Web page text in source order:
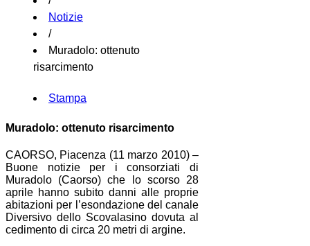
Notizie
/
Muradolo: ottenuto
risarcimento
Stampa
Muradolo: ottenuto risarcimento
CAORSO, Piacenza (11 marzo 2010) –
Buone notizie per i consorziati di
Muradolo (Caorso) che lo scorso 28
aprile hanno subito danni alle proprie
abitazioni per l’esondazione del canale
Diversivo dello Scovalasino dovuta al
cedimento di circa 20 metri di argine.